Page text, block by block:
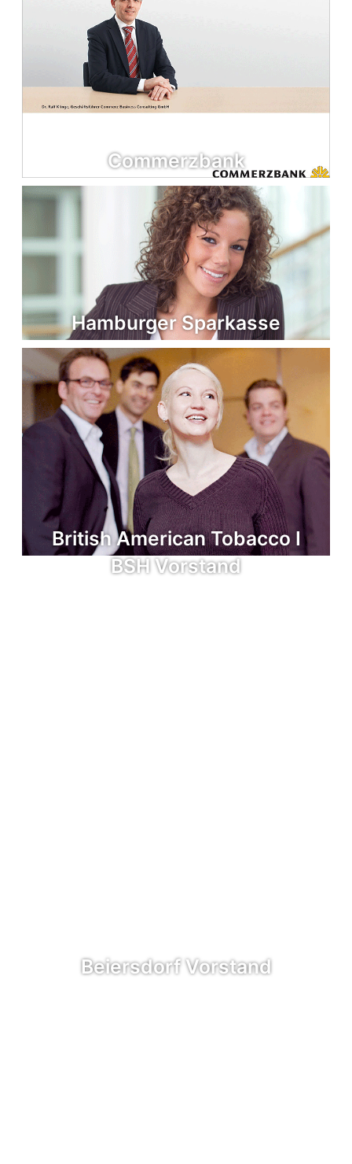
Commerzbank
Hamburger Sparkasse
British American Tobacco I
BSH Vorstand
Beiersdorf Vorstand